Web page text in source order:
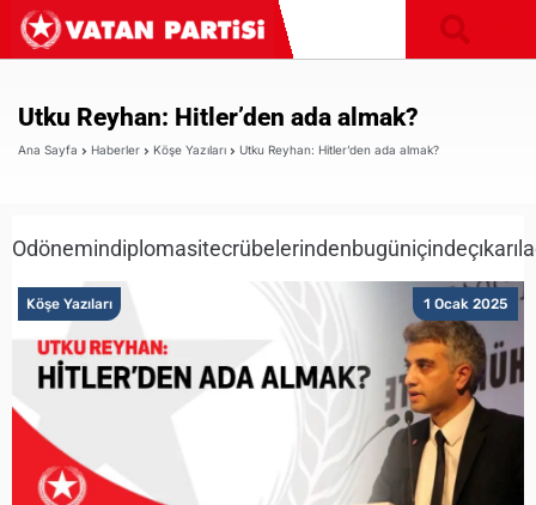
Utku Reyhan: Hitler’den ada almak?
Ana Sayfa Haberler Köşe Yazıları Utku Reyhan: Hitler’den ada almak?
1 Ocak 2025
Köşe Yazıları